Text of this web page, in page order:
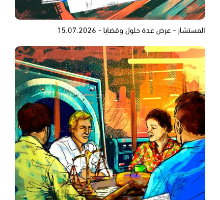
المستشار - عرض عدة حلول وقضايا - 15.07.2026